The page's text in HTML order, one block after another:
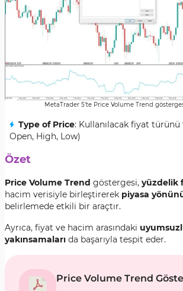
MetaTrader 5’te Price Volume Trend
Type of Price: Kullanılacak fiyat türünü
Open, High, Low)
Özet
Price Volume Trend göstergesi, yüzdelik
hacim verisiyle birleştirerek piyasa
belirlemede etkili bir araçtır.
Ayrıca, fiyat ve hacim arasındaki
yakınsamaları da başarıyla tespit eder.
Price Volume Trend